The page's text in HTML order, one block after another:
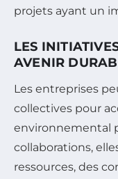
projets ayant un
LES
AVENIR
Les entreprises
collectives pour
environnemental
collaborations,
ressources, des